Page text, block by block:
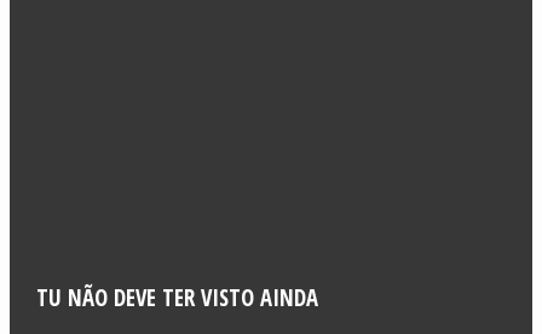
TU NÃO DEVE TER VISTO AINDA